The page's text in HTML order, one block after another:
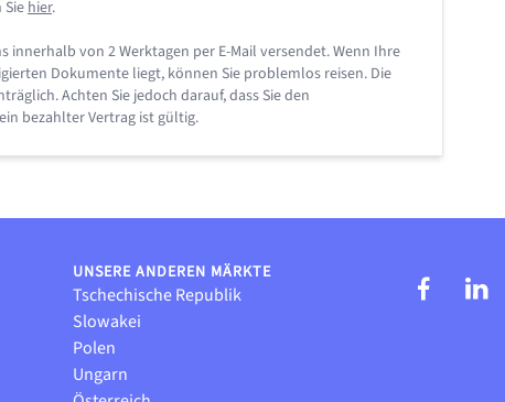
hier.
von 2 Werktagen per E-Mail versendet. Wenn Ihre
Dokumente liegt, können Sie problemlos reisen. Die
Achten Sie jedoch darauf, dass Sie den
bezahlter Vertrag ist gültig.
UNSERE ANDEREN MÄRKTE
Tschechische Republik
Slowakei
Polen
Ungarn